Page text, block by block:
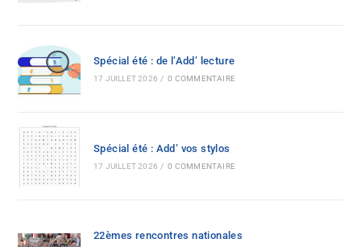
Spécial été : de l’Add’ lecture
17 JUILLET 2026 / 0 COMMENTAIRE
Spécial été : Add’ vos stylos
17 JUILLET 2026 / 0 COMMENTAIRE
22èmes rencontres nationales